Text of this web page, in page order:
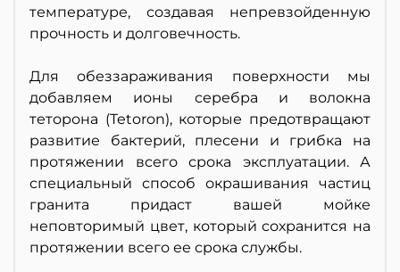
температуре, создавая непревзойденную
прочность и долговечность.
Для обеззараживания поверхности мы
добавляем ионы серебра и волокна
теторона (Tetoron), которые предотвращают
развитие бактерий, плесени и грибка на
протяжении всего срока эксплуатации. А
специальный способ окрашивания частиц
гранита придаст вашей мойке
неповторимый цвет, который сохранится на
протяжении всего ее срока службы.